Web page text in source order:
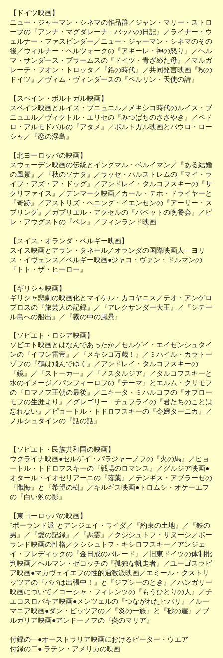
【ドイツ映画】
ニュー・ジャーマン・シネマの作品群／ジャン・マリー・ストロ
ーブの『アンナ・マグダレーナ・バッハの日記』／ライナー・ウ
ェルナー・ファスビンダー／ニュー・ジャーマン・シネマのその
後／ウィルナー・ヘルツォークの『アギーレ・神の怒り』／ヘル
マ・サンダース・ブラームスの『ドイツ・青ざめた母』／マルガ
レーテ・フオン・トロッタ／『鉛の時代』／共同発言映画『秋の
ドイツ』／ヴィム・ヴィンダースの『ベルリン・天使の詩』
【スペイン・ポルトガル映画】
スペイン映画とルイス・ブニュエル／メキシコ時代のルイス・ブ
ニュエル／ヴィクトル・エリセの『みつばちのささやき』／ペド
ロ・アルモドバルの『アタメ』／ポルトガル映画とパウロ・ロー
シャ／『恋の浮島』
【北ヨーロッパの映画】
スウェーデン映画の伝統とイングマル・ベルイマン／『ある結婚
の風景』／『秋のソナタ』／ラッセ・ハルストレムの『マイ・ラ
イフ・アズ・ア・ドッグ』／アンドレイ・タルコフスキーの『サ
クリファイス』／デンマーク映画／カール・テホ・ドライヤーと
『奇跡』／アストリズ・ヘニング・イエンセンの『アーリー・ス
プリング』／ガブリエル・アクセルの『バベットの晩餐会』／ピ
レ・アウグストの『ペレ』／フィンランド映画
【スイス・オランダ・ベルギー映画】
スイス映画とアラン・タネール／オランダの国際映画人―ヨリ
ス・イヴェンス／ベルギー映画●ジャコ・ヴァン・ドルマンの
『トト・ザ・ヒーロー』
【ギリシャ映画】
ギリシャ悲劇の映画化とマイケル・カコヤニス／テオ・アンゲロ
プロスの『旅芸人の記録』／『アレクサンダー大王』／『シテー
ル島への船出』／『霧の中の風景』
【ソビエト・ロシア映画】
ソビエト映画とはなんであったか／セルゲイ・エイゼンシュタイ
ンの『イワン雷帝』／『メキシコ万歳！』／ミハイル・カラトー
ゾフの『鶴は飛んでゆく』／アンドレイ・タルコフスキーの
『鏡』／『ストーカー』／『ノスタルジア』／タルコフスキーと
水のイメージ／パンフィーロフの『テーマ』とエルム・クリモフ
の『ロマノフ王朝の最後』／ニキータ・ミハルコフの『オブロー
モフの生涯より』／グレゴリー・チュフライの『君たちのことは
忘れない』／ピョートル・トドロフスキーの『令嬢ターニカ』／
ノルシュタインの『話の話』
【ソビエト・民族共和国の映画】
ウクライナ映画●セルゲイ・パラジャーノフの『火の馬』／ピョ
ートル・トドロフスキーの『戦場のロマンス』／グルジア映画●
オタール・イオセリアーニの『落葉』／テンギス・アブラーゼの
『懺悔』と『希望の樹』／キルギス映画●トロムシ・オケーエフ
の『白い豹の影』
【東ヨーロッパの映画】
“ポーランド派”とアンジェイ・ワイダ／『約束の土地』／『鉄の
男』／『愛の記録』／『悪霊』／クシシュトフ・ザヌーシ／ポー
ランド映画の性格／クシシュトフ・キシロフスキー／アンジェ
イ・フレディックの『金日成のパレード』／旧東ドイツの体制批
判映画／ヘルマン・ゼコッチの『孤独な帆走者』／ユーゴスラビ
ア映画●マカヴェイエフの性的過激派映画／エミール・クストリ
ッツアの『パパは出張中！』と『ジプシーのとき』／ハンガリー
映画について／コーシャ・フィレンツの『もうひとりの人』／チ
エコスロバキア映画●メンツェルの『つながれたヒバリ』／ルー
マニア映画●ダン・ピッツアの／『炎の一族』と『砂の崖』／ブ
ルガリア映画●アンドーノフの『炎のマリア』
付録の一●オーストラリア映画におけるピーター・ウエア
付録の二● ラテン・アメリカの映画